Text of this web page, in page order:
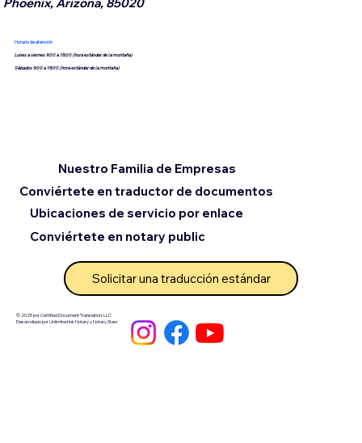
Horario de atención
Lunes a viernes 9:00 a 18:00 (hora estándar de la montaña)
Sábados 9:00 a 18:00 (hora estándar de la montaña)
© 2025 por Certified Document Translation, LLC
Desarrollado por Unlimited Ink Notary y Notary Stars
Conviértete en traductor de documentos
Ubicaciones de servicio por enlace
Nuestro Familia de Empresas
Conviértete en notary public
Solicitar una traducción estándar